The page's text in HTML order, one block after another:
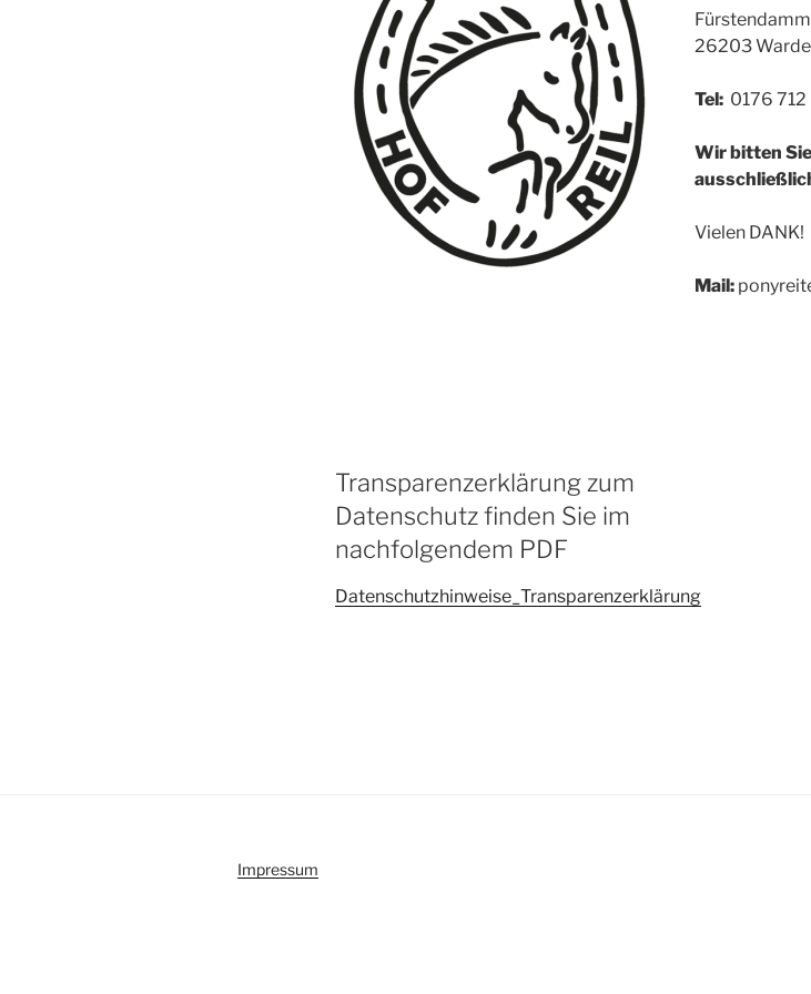
26203
Tel: 0176
Wir bitten
Vielen DANK!
Mail:
Transparenzerklärung zum
Datenschutz finden Sie im
nachfolgendem PDF
Datenschutzhinweise_Transparenzerklärung
Impressum